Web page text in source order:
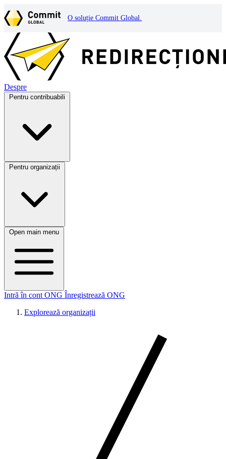
O soluție Commit Global.
Despre
Pentru contribuabili
Pentru organizații
Open main menu
Intră în cont ONG Înregistrează ONG
Explorează organizații